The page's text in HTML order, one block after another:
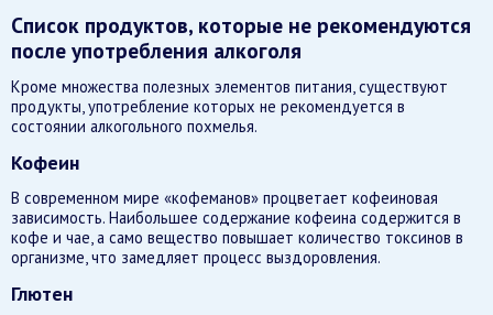
Список продуктов, которые не рекомендуются
после употребления алкоголя
Кроме множества полезных элементов питания, существуют
продукты, употребление которых не рекомендуется в
состоянии алкогольного похмелья.
Кофеин
В современном мире «кофеманов» процветает кофеиновая
зависимость. Наибольшее содержание кофеина содержится в
кофе и чае, а само вещество повышает количество токсинов в
организме, что замедляет процесс выздоровления.
Глютен